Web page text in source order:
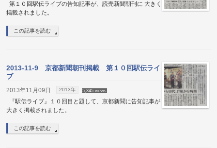
第１０回駅伝ライブの告知記事が、読売新聞朝刊に 大きく
掲載されました。
この記事を読む
2013-11-9 京都新聞朝刊掲載 第１０回駅伝ライ
ブ
2013年11月09日 2013年 5,345 views
『駅伝ライブ』１０回目と題して、京都新聞に告知記事が
大きく掲載されました。
この記事を読む